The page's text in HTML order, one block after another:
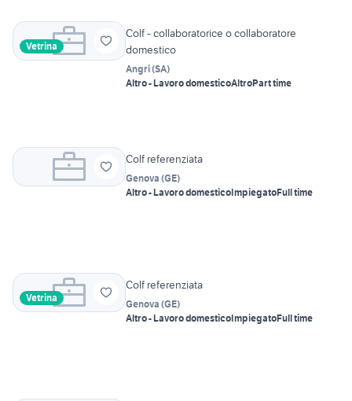
Vetrina
Colf - collaboratorice o collaboratore
domestico
Angri(SA)
Altro - Lavoro domesticoAltroPart time
Colf referenziata
Genova (GE)
Altro - Lavoro domesticoImpiegatoFull time
Vetrina
Colf referenziata
Genova (GE)
Altro - Lavoro domesticoImpiegatoFull time